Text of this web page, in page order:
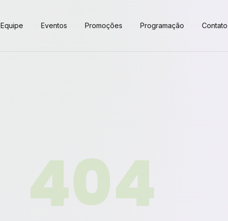
Equipe Eventos Promoções Programação Contato
404